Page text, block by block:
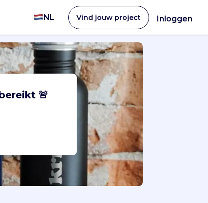
NL Vind jouw project Inloggen
🚨